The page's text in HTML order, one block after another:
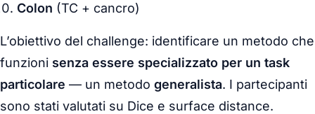
Colon (TC + cancro)
L’obiettivo del challenge: identificare un metodo che
funzioni senza essere specializzato per un task
particolare — un metodo generalista. I partecipanti
sono stati valutati su Dice e surface distance.